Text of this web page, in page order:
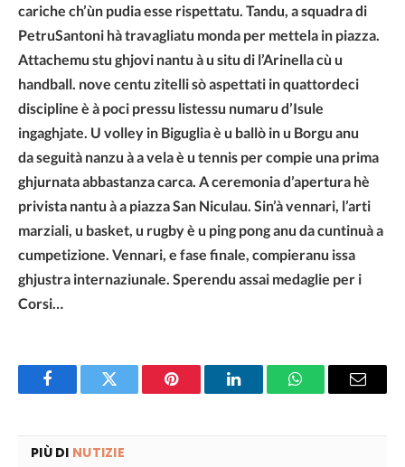
cariche ch’ùn pudia esse rispettatu. Tandu, a squadra di
PetruSantoni hà travagliatu monda per mettela in piazza.
Attachemu stu ghjovi nantu à u situ di l’Arinella cù u
handball. nove centu zitelli sò aspettati in quattordeci
discipline è à poci pressu listessu numaru d’Isule
ingaghjate. U volley in Biguglia è u ballò in u Borgu anu
da seguità nanzu à a vela è u tennis per compie una prima
ghjurnata abbastanza carca. A ceremonia d’apertura hè
privista nantu à a piazza San Niculau. Sin’à vennari, l’arti
marziali, u basket, u rugby è u ping pong anu da cuntinuà a
cumpetizione. Vennari, e fase finale, compieranu issa
ghjustra internaziunale. Sperendu assai medaglie per i
Corsi…
FacebookTwitter Pinterest LinkedInWhatsAppEmail
PIÙ DI NUTIZIE